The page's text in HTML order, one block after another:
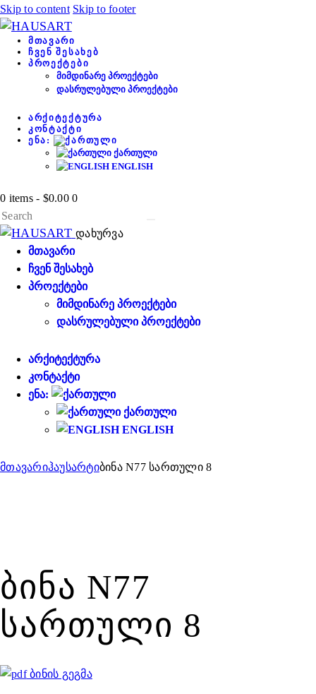
Skip to content Skip to footer
ᲛᲗᲐᲕᲐᲠᲘ
ᲩᲕᲔᲜ ᲨᲔᲡᲐᲮᲔᲑ
ᲞᲠᲝᲔᲥᲢᲔᲑᲘ
ᲛᲘᲛᲓᲘᲜᲐᲠᲔ ᲞᲠᲝᲔᲥᲢᲔᲑᲘ
ᲓᲐᲡᲠᲣᲚᲔᲑᲣᲚᲘ ᲞᲠᲝᲔᲥᲢᲔᲑᲘ
ᲐᲠᲥᲘᲢᲔᲥᲢᲣᲠᲐ
ᲙᲝᲜᲢᲐᲥᲢᲘ
ᲔᲜᲐ:
ᲥᲐᲠᲗᲣᲚᲘ
ENGLISH
0 items- $0.00 0
დახურვა
ᲛᲗᲐᲕᲐᲠᲘ
ᲩᲕᲔᲜ ᲨᲔᲡᲐᲮᲔᲑ
ᲞᲠᲝᲔᲥᲢᲔᲑᲘ
ᲛᲘᲛᲓᲘᲜᲐᲠᲔ ᲞᲠᲝᲔᲥᲢᲔᲑᲘ
ᲓᲐᲡᲠᲣᲚᲔᲑᲣᲚᲘ ᲞᲠᲝᲔᲥᲢᲔᲑᲘ
ᲐᲠᲥᲘᲢᲔᲥᲢᲣᲠᲐ
ᲙᲝᲜᲢᲐᲥᲢᲘ
ᲔᲜᲐ:
ᲥᲐᲠᲗᲣᲚᲘ
ENGLISH
მთავარიჰაუსარტიბინა N77 სართული 8
ᲑᲘᲜᲐ N77
ᲡᲐᲠᲗᲣᲚᲘ 8
ბინის გეგმა